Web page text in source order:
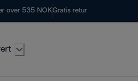
over 535 NOKGratis retur